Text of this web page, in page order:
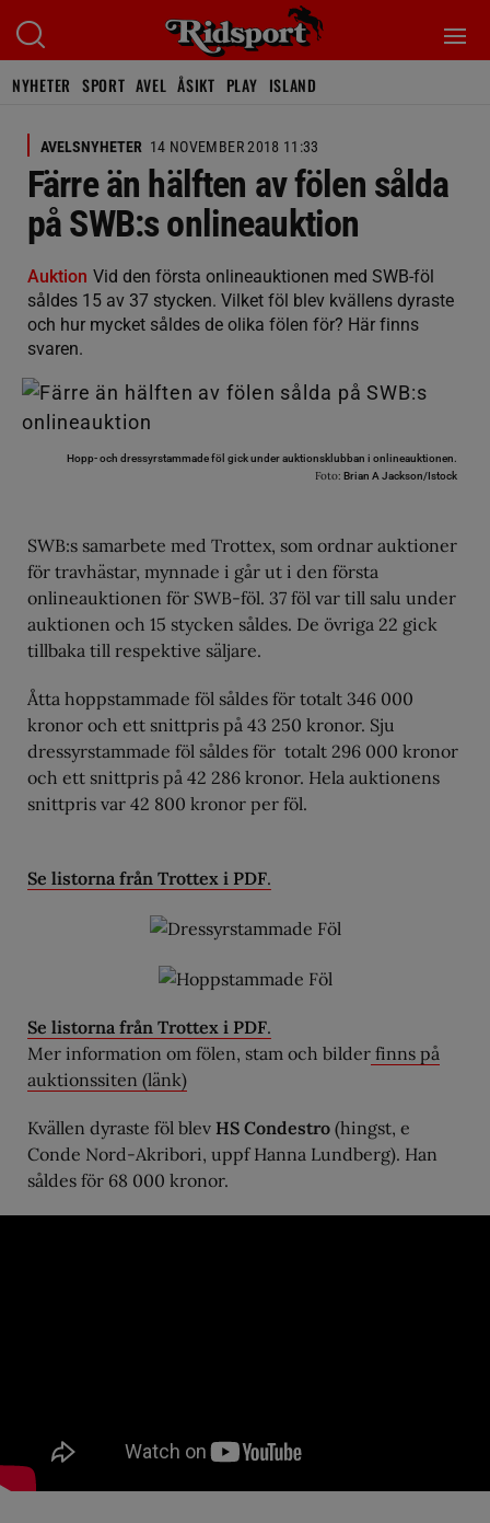
NYHETER SPORT AVEL ÅSIKT PLAY ISLAND
AVELSNYHETER 14 NOVEMBER 2018 11:33
Färre än hälften av fölen sålda
på SWB:s onlineauktion
Auktion Vid den första onlineauktionen med SWB-föl
såldes 15 av 37 stycken. Vilket föl blev kvällens dyraste
och hur mycket såldes de olika fölen för? Här finns
svaren.
Hopp- och dressyrstammade föl gick under auktionsklubban i onlineauktionen.
Foto: Brian A Jackson/Istock
SWB:s samarbete med Trottex, som ordnar auktioner
för travhästar, mynnade i går ut i den första
onlineauktionen för SWB-föl. 37 föl var till salu under
auktionen och 15 stycken såldes. De övriga 22 gick
tillbaka till respektive säljare.
Åtta hoppstammade föl såldes för totalt 346 000
kronor och ett snittpris på 43 250 kronor. Sju
dressyrstammade föl såldes för totalt 296 000 kronor
och ett snittpris på 42 286 kronor. Hela auktionens
snittpris var 42 800 kronor per föl.
Se listorna från Trottex i PDF.
Se listorna från Trottex i PDF.
Mer information om fölen, stam och bilder finns på
auktionssiten (länk)
Kvällen dyraste föl blev HS Condestro (hingst, e
Conde Nord-Akribori, uppf Hanna Lundberg). Han
såldes för 68 000 kronor.